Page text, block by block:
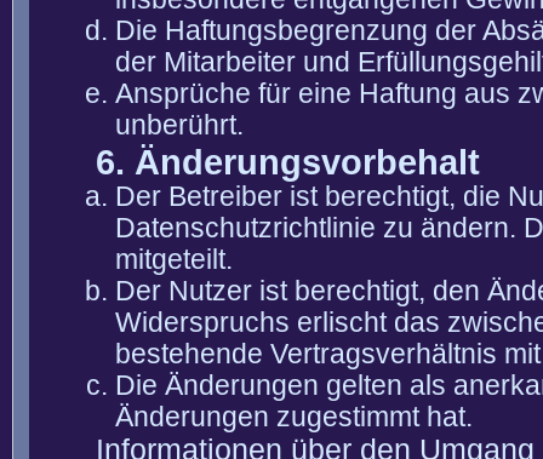
Die Haftungsbegrenzung der
der Mitarbeiter und
Ansprüche für eine Haftung aus
unberührt.
6. Änderungsvorbehalt
Der Betreiber ist berechtigt, die
Datenschutzrichtlinie zu ändern.
mitgeteilt.
Der Nutzer ist berechtigt, den
Widerspruchs erlischt das
bestehende Vertragsverhältnis
Die Änderungen gelten als
Änderungen zugestimmt hat.
Informationen über den